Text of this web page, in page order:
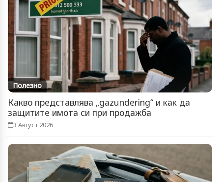
Полезно
Какво представлява „gazundering“ и как да
защитите имота си при продажба
3 Август 2026